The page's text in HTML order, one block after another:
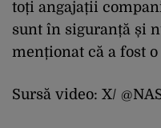
toți angajații
sunt în siguranță și
menționat că a fost o
Sursă video: X/